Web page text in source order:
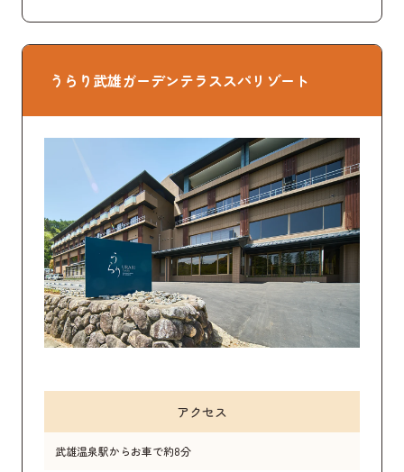
うらり武雄ガーデンテラススパリゾート
アクセス
武雄温泉駅からお車で約8分